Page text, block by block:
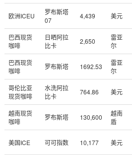
欧洲ICEU
罗布斯塔
07
4,439 美元
巴西现货
咖啡
日晒阿拉
比卡
2,650
雷亚
尔
巴西现货
咖啡
罗布斯塔 1692.53
雷亚
尔
哥伦比亚
现货咖啡
水洗阿拉
比卡
764.86 美元
越南现货
咖啡
罗布斯塔 130,600
越南
盾
美国ICE 可可指数 10,177 美元